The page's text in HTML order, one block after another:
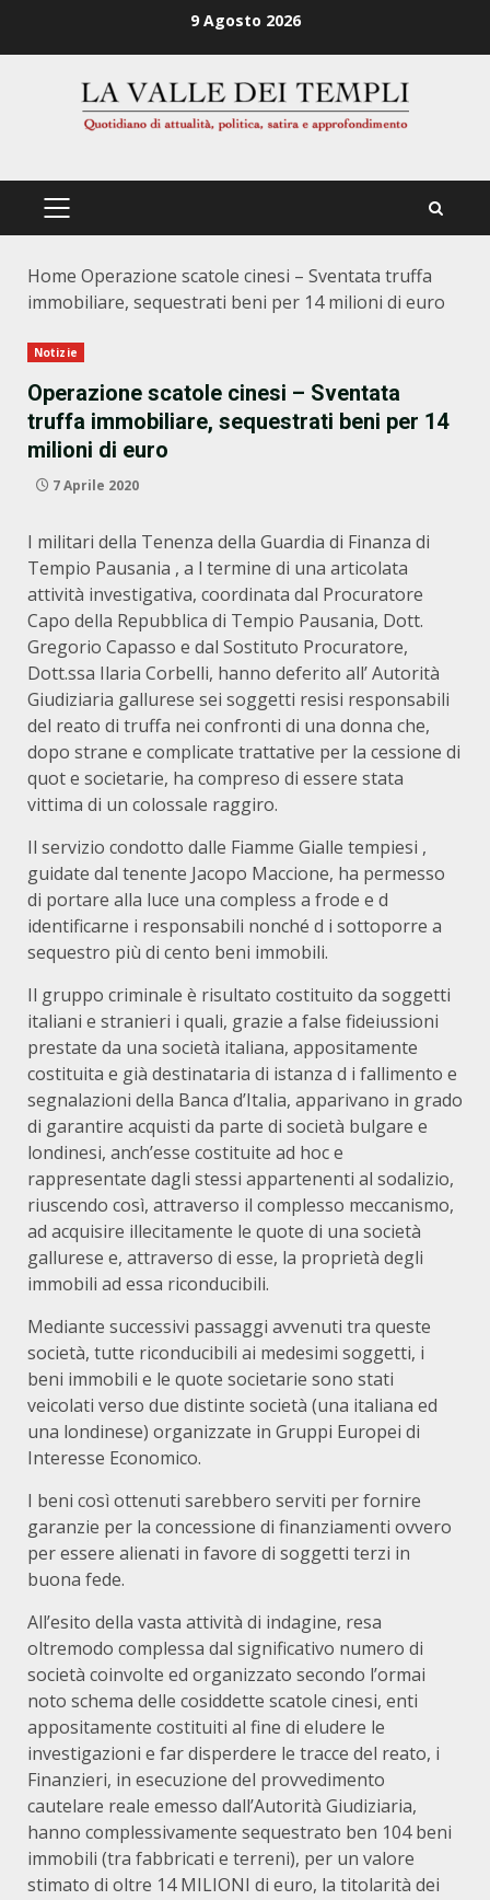
9 Agosto 2026
PRIMÄRES
Home Operazione scatole cinesi – Sventata truffa
immobiliare, sequestrati beni per 14 milioni di euro
Notizie
Operazione scatole cinesi – Sventata
truffa immobiliare, sequestrati beni per 14
milioni di euro
7 Aprile 2020
I militari della Tenenza della Guardia di Finanza di
Tempio Pausania , a l termine di una articolata
attività investigativa, coordinata dal Procuratore
Capo della Repubblica di Tempio Pausania, Dott.
Gregorio Capasso e dal Sostituto Procuratore,
Dott.ssa Ilaria Corbelli, hanno deferito all’ Autorità
Giudiziaria gallurese sei soggetti resisi responsabili
del reato di truffa nei confronti di una donna che,
dopo strane e complicate trattative per la cessione di
quot e societarie, ha compreso di essere stata
vittima di un colossale raggiro.
Il servizio condotto dalle Fiamme Gialle tempiesi ,
guidate dal tenente Jacopo Maccione, ha permesso
di portare alla luce una compless a frode e d
identificarne i responsabili nonché d i sottoporre a
sequestro più di cento beni immobili.
Il gruppo criminale è risultato costituito da soggetti
italiani e stranieri i quali, grazie a false fideiussioni
prestate da una società italiana, appositamente
costituita e già destinataria di istanza d i fallimento e
segnalazioni della Banca d’Italia, apparivano in grado
di garantire acquisti da parte di società bulgare e
londinesi, anch’esse costituite ad hoc e
rappresentate dagli stessi appartenenti al sodalizio,
riuscendo così, attraverso il complesso meccanismo,
ad acquisire illecitamente le quote di una società
gallurese e, attraverso di esse, la proprietà degli
immobili ad essa riconducibili.
Mediante successivi passaggi avvenuti tra queste
società, tutte riconducibili ai medesimi soggetti, i
beni immobili e le quote societarie sono stati
veicolati verso due distinte società (una italiana ed
una londinese) organizzate in Gruppi Europei di
Interesse Economico.
I beni così ottenuti sarebbero serviti per fornire
garanzie per la concessione di finanziamenti ovvero
per essere alienati in favore di soggetti terzi in
buona fede.
All’esito della vasta attività di indagine, resa
oltremodo complessa dal significativo numero di
società coinvolte ed organizzato secondo l’ormai
noto schema delle cosiddette scatole cinesi, enti
appositamente costituiti al fine di eludere le
investigazioni e far disperdere le tracce del reato, i
Finanzieri, in esecuzione del provvedimento
cautelare reale emesso dall’Autorità Giudiziaria,
hanno complessivamente sequestrato ben 104 beni
immobili (tra fabbricati e terreni), per un valore
stimato di oltre 14 MILIONI di euro, la titolarità dei